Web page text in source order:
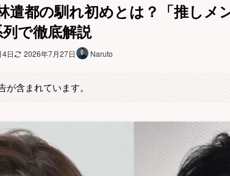
遣都の馴れ初めとは？「推しメ
で徹底解説
日 2026年7月27日 Naruto
含まれています。